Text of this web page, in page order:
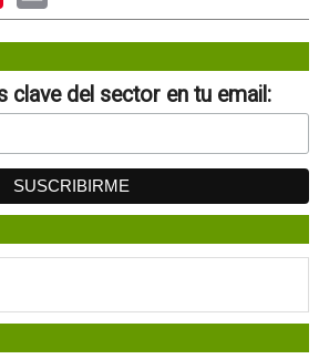
clave del sector en tu email: